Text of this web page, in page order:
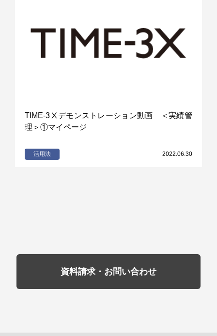
TIME-3Ⅹデモンストレーション動画 ＜実績管
理＞①マイページ
活用法 2022.06.30
資料請求・お問い合わせ